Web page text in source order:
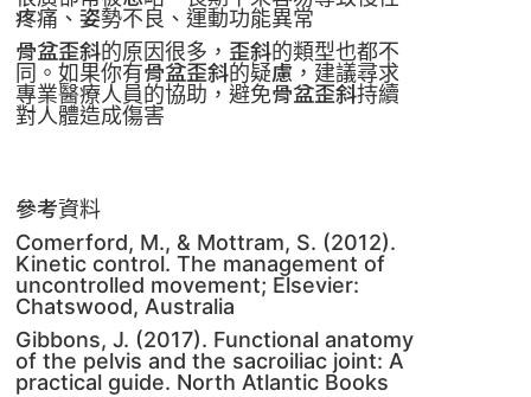
疼痛、姿勢不良、運動功能異常
骨盆歪斜的原因很多，歪斜的類型也都不
同。如果你有骨盆歪斜的疑慮，建議尋求
專業醫療人員的協助，避免骨盆歪斜持續
對人體造成傷害
參考資料
Comerford, M., & Mottram, S. (2012).
Kinetic control. The management of
uncontrolled movement; Elsevier:
Chatswood, Australia
Gibbons, J. (2017). Functional anatomy
of the pelvis and the sacroiliac joint: A
practical guide. North Atlantic Books